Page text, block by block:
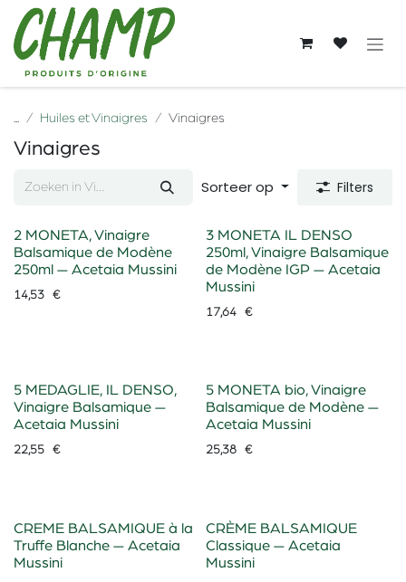
Overslaan naar inhoud
... Huiles et Vinaigres Vinaigres
Vinaigres
Sorteer op Filters
2 MONETA, Vinaigre
Balsamique de Modène
250ml — Acetaia Mussini
14,53 €
3 MONETA IL DENSO
250ml, Vinaigre Balsamique
de Modène IGP — Acetaia
Mussini
17,64€
5 MEDAGLIE, IL DENSO,
Vinaigre Balsamique —
Acetaia Mussini
22,55 €
5 MONETA bio, Vinaigre
Balsamique de Modène —
Acetaia Mussini
25,38€
CREME BALSAMIQUE à la
Truffe Blanche — Acetaia
Mussini
CRÈME BALSAMIQUE
Classique — Acetaia
Mussini